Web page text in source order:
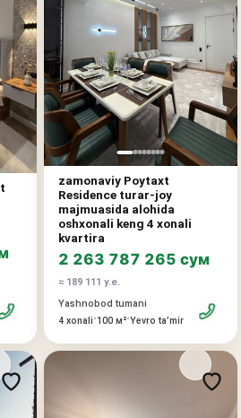
1-choragi
uchun ideal bo'lgan funksional
Katta maydon bir nechta yotoq
kabinet, garderob xonalari va qulay
qilish imkonini beradi.
sotuv
mos
zamonaviy Poytaxt
Residence turar-joy
majmuasida alohida
oshxonali keng 4 xonali
kvartira
2 263 787 265 сум
≈ 189 111 у.е.
Yashnobod tumani
4 xonali•100 м²•Yevro taʼmir